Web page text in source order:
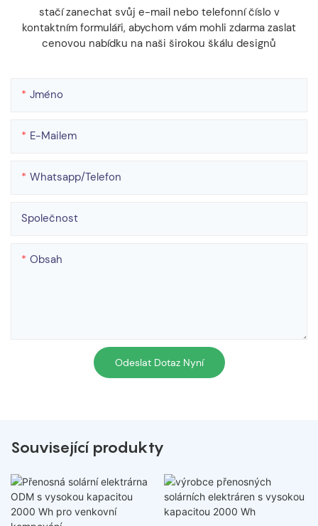
stačí zanechat svůj e-mail nebo telefonní číslo v
kontaktním formuláři, abychom vám mohli zdarma zaslat
cenovou nabídku na naši širokou škálu designů
Jméno
E-Mailem
Whatsapp/telefon
Společnost
Obsah
Odeslat Dotaz Nyní
Související produkty